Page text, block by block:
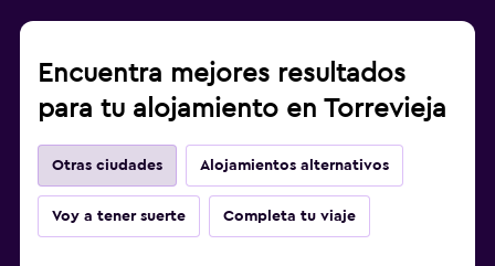
Encuentra mejores resultados
para tu alojamiento en Torrevieja
Otras ciudades Alojamientos alternativos
Voy a tener suerte Completa tu viaje